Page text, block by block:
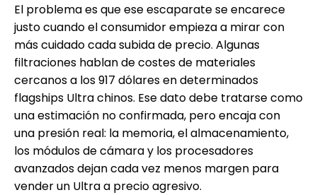
El problema es que ese escaparate se encarece
justo cuando el consumidor empieza a mirar con
más cuidado cada subida de precio. Algunas
filtraciones hablan de costes de materiales
cercanos a los 917 dólares en determinados
flagships Ultra chinos. Ese dato debe tratarse como
una estimación no confirmada, pero encaja con
una presión real: la memoria, el almacenamiento,
los módulos de cámara y los procesadores
avanzados dejan cada vez menos margen para
vender un Ultra a precio agresivo.